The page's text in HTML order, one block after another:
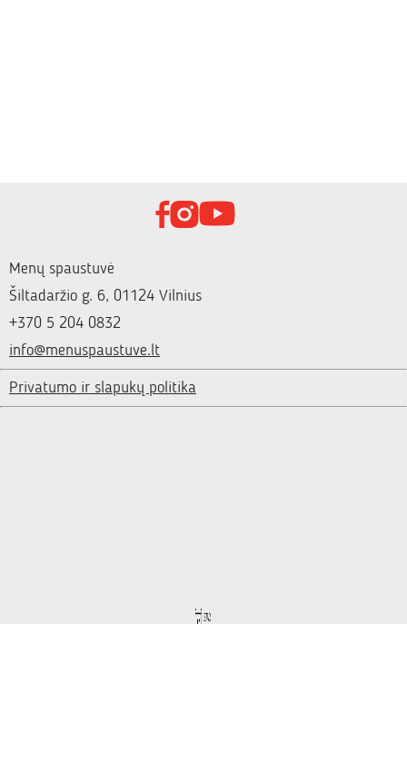
Menų spaustuvė
Šiltadaržio g. 6, 01124 Vilnius
+370 5 204 0832
info@menuspaustuve.lt
Privatumo ir slapukų politika